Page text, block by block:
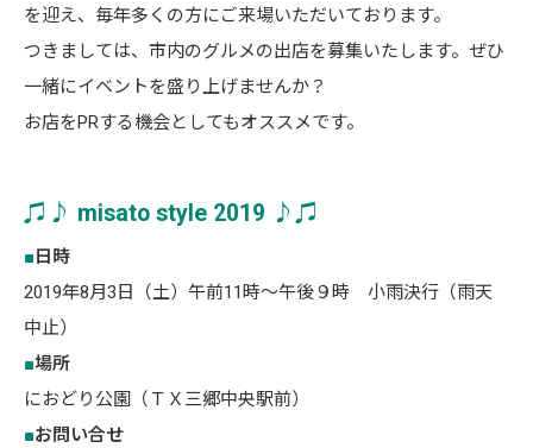
を迎え、毎年多くの方にご来場いただいております。
つきましては、市内のグルメの出店を募集いたします。ぜひ
一緒にイベントを盛り上げませんか？
お店をPRする機会としてもオススメです。
♫♪ misato style 2019 ♪♫
■日時
2019年8月3日（土）午前11時～午後９時 小雨決行（雨天
中止）
■場所
におどり公園（ＴＸ三郷中央駅前）
■お問い合せ